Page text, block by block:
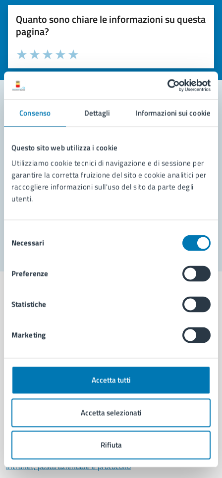
Consenso Dettagli Informazioni sui cookie
Questo sito web utilizza i cookie
Utilizziamo cookie tecnici di navigazione e di sessione per
garantire la corretta fruizione del sito e cookie analitici per
raccogliere informazioni sull'uso del sito da parte degli
utenti.
delNecessari
Preferenze
Statistiche
Marketing
Accetta tutti
Accetta selezionati
Rifiuta
Quanto sono chiare le informazioni su questa
pagina?
Valuta la chiarezza delle informazioni (da 1 a 5 stelle)
Seleziona il numero di stelle per valutare la chiarezza delle
Valuta 5 stelle su 5
Valuta 4 stelle su 5
Valuta 3 stelle su 5
Valuta 2 stelle su 5
Valuta 1 stelle su 5
Contatta il comune
Leggi le domande frequenti
Richiedi assistenza
Prenota appuntamento
Aree amministrative
Municipalità
Politici
Intranet, posta aziendale e protocollo